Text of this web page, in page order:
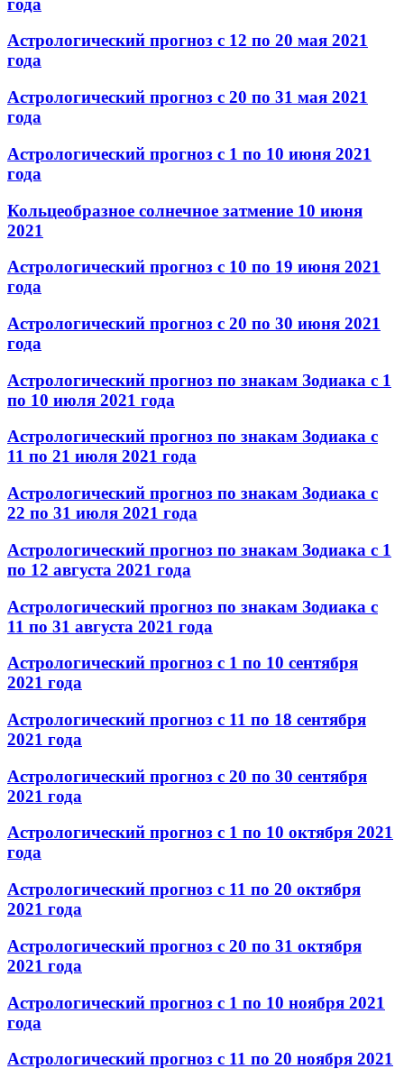
Астрологический прогноз с 12 по 20 мая 2021
года
Астрологический прогноз с 20 по 31 мая 2021
года
Астрологический прогноз с 1 по 10 июня 2021
года
Кольцеобразное солнечное затмение 10 июня
2021
Астрологический прогноз с 10 по 19 июня 2021
года
Астрологический прогноз с 20 по 30 июня 2021
года
Астрологический прогноз по знакам Зодиака с 1
по 10 июля 2021 года
Астрологический прогноз по знакам Зодиака с
11 по 21 июля 2021 года
Астрологический прогноз по знакам Зодиака с
22 по 31 июля 2021 года
Астрологический прогноз по знакам Зодиака с 1
по 12 августа 2021 года
Астрологический прогноз по знакам Зодиака с
11 по 31 августа 2021 года
Астрологический прогноз с 1 по 10 сентября
2021 года
Астрологический прогноз с 11 по 18 сентября
2021 года
Астрологический прогноз с 20 по 30 сентября
2021 года
Астрологический прогноз с 1 по 10 октября 2021
года
Астрологический прогноз с 11 по 20 октября
2021 года
Астрологический прогноз с 20 по 31 октября
2021 года
Астрологический прогноз с 1 по 10 ноября 2021
года
Астрологический прогноз с 11 по 20 ноября 2021